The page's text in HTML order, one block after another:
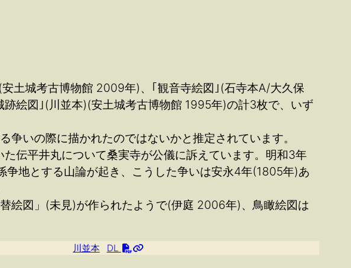
土城考古博物館 2009年)、｢観音寺絵図｣(石寺本A/大久保
絵図｣(川並本)(安土城考古博物館 1995年)の計3枚で、いず
いの際に描かれたのではないかと推定されています。
伝平井丸について桑実寺が公儀に訴えています。明和3年
地とする山論が起き、こうした争いは安永4年(1805年)あ
絵図」(未見)が作られたようで(伊庭 2006年)、鳥瞰絵図は
川並本 DL